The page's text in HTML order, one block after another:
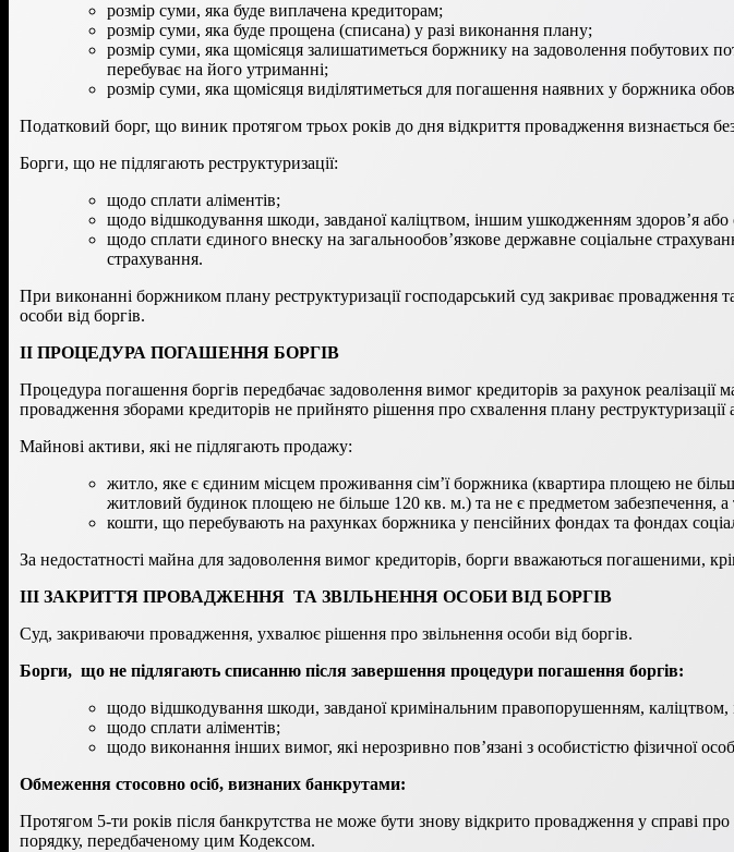
розмір суми, яка буде виплачена кредиторам;
розмір суми, яка буде прощена (списана) у разі виконання плану;
розмір суми, яка щомісяця залишатиметься боржнику на задоволення побутових
перебуває на його утриманні;
розмір суми, яка щомісяця виділятиметься для погашення наявних у боржника
Податковий борг, що виник протягом трьох років до дня відкриття провадження визнається
Борги, що не підлягають реструктуризації:
щодо сплати аліментів;
щодо відшкодування шкоди, завданої каліцтвом, іншим ушкодженням здоров’я або
щодо сплати єдиного внеску на загальнообов’язкове державне соціальне
страхування.
При виконанні боржником плану реструктуризації господарський суд закриває провадження
особи від боргів.
ІІ ПРОЦЕДУРА ПОГАШЕННЯ БОРГІВ
Процедура погашення боргів передбачає задоволення вимог кредиторів за рахунок
провадження зборами кредиторів не прийнято рішення про схвалення плану
Майнові активи, які не підлягають продажу:
житло, яке є єдиним місцем проживання сім’ї боржника (квартира площею не
житловий будинок площею не більше 120 кв. м.) та не є предметом забезпечення,
кошти, що перебувають на рахунках боржника у пенсійних фондах та фондах
За недостатності майна для задоволення вимог кредиторів, борги вважаються погашеними,
ІІІ ЗАКРИТТЯ ПРОВАДЖЕННЯ ТА ЗВІЛЬНЕННЯ ОСОБИ ВІД БОРГІВ
Суд, закриваючи провадження, ухвалює рішення про звільнення особи від боргів.
Борги, що не підлягають списанню після завершення процедури погашення боргів:
щодо відшкодування шкоди, завданої кримінальним правопорушенням,
щодо сплати аліментів;
щодо виконання інших вимог, які нерозривно пов’язані з особистістю фізичної
Обмеження стосовно осіб, визнаних банкрутами:
Протягом 5-ти років після банкрутства не може бути знову відкрито провадження у справі
порядку, передбаченому цим Кодексом.